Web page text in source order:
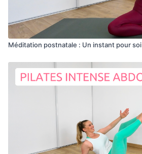
Méditation postnatale : Un instant pour soi